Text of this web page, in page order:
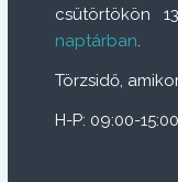
csütörtökön
naptárban.
Törzsidő,
H-P: 09:00-15:00